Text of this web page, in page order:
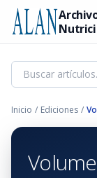
Inicio / Ediciones /